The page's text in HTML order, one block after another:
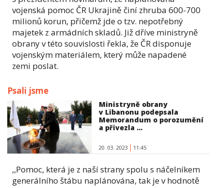
vojenská pomoc ČR Ukrajině činí zhruba 600-700
milionů korun, přičemž jde o tzv. nepotřebný
majetek z armádních skladů. Již dříve ministryně
obrany v této souvislosti řekla, že ČR disponuje
vojenským materiálem, který může napadené
zemi poslat.
Psali jsme
Ministryně obrany
v Libanonu podepsala
Memorandum o porozumění
a přivezla ...
20. 03. 2023 11:45
,,Pomoc, která je z naší strany spolu s náčelníkem
generálního štábu naplánována, tak je v hodnotě